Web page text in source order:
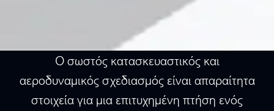
Ο σωστός κατασκευαστικός και
αεροδυναμικός σχεδιασμός είναι απαραίτητα
στοιχεία για μια επιτυχημένη πτήση ενός